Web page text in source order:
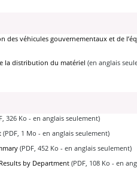
des véhicules gouvernementaux et de
la distribution du matériel (en anglais
326 Ko - en anglais seulement)
(PDF, 1 Mo - en anglais seulement)
(PDF, 452 Ko - en anglais seulement)
by Department (PDF, 108 Ko - en